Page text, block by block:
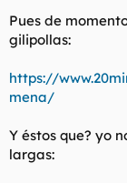
Pues de
gilipollas:
https://
mena/
Y éstos que? yo
largas: